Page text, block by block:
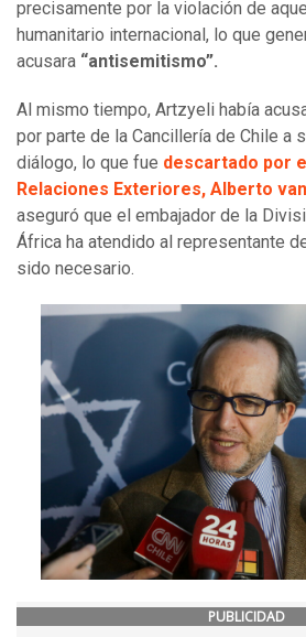
precisamente por la violación de
humanitario internacional, lo que
acusara “antisemitismo”.
Al mismo tiempo, Artzyeli había
por parte de la Cancillería de Chile a
diálogo, lo que fue descartado por
Relaciones Exteriores, Alberto
aseguró que el embajador de la
África ha atendido al representante
sido necesario.
PUBLICIDAD